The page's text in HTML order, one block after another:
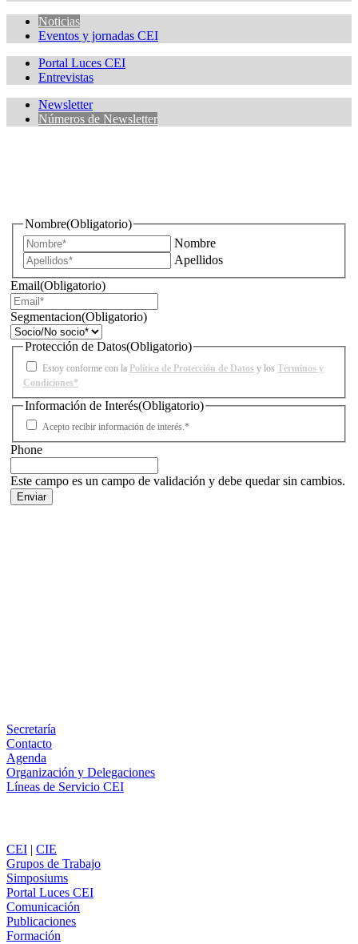
Noticias
Eventos y jornadas CEI
Portal Luces CEI
Entrevistas
Newsletter
Números de Newsletter
Nombre(Obligatorio)
Nombre
Apellidos
Email(Obligatorio)
Segmentacion(Obligatorio)
Protección de Datos(Obligatorio)
Estoy conforme con la Política de Protección de Datos y los Términos y
Condiciones*
Información de Interés(Obligatorio)
Acepto recibir información de interés.*
Phone
Este campo es un campo de validación y debe quedar sin cambios.
Secretaría
Contacto
Agenda
Organización y Delegaciones
Líneas de Servicio CEI
CEI | CIE
Grupos de Trabajo
Simposiums
Portal Luces CEI
Comunicación
Publicaciones
Formación